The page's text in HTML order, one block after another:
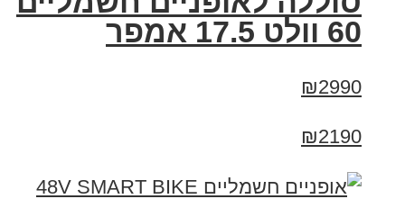
60 וולט 17.5 אמפר
₪2990
₪2190